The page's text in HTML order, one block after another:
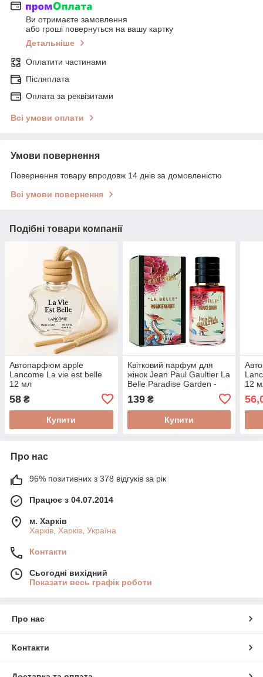
Ви отримаєте замовлення
або гроші повернуться на вашу картку
Детальніше
Оплатити частинами
Післяплата
Оплата за реквізитами
Всі умови оплати
Умови повернення
Повернення товару впродовж 14 днів за домовленістю
Всі умови повернення
Подібні товари компанії
Автопарфюм apple
Lancome La vie est belle
12 мл
58 ₴
Купити
Квітковий парфум для
жінок Jean Paul Gaultier La
Belle Paradise Garden -
139₴
Купити
12
Про нас
96% позитивних з 378 відгуків за рік
Працює з 04.07.2014
м. Харків
Харків, Харків, Україна
Контакти
Сьогодні вихідний
Показати весь графік роботи
Про нас
Контакти